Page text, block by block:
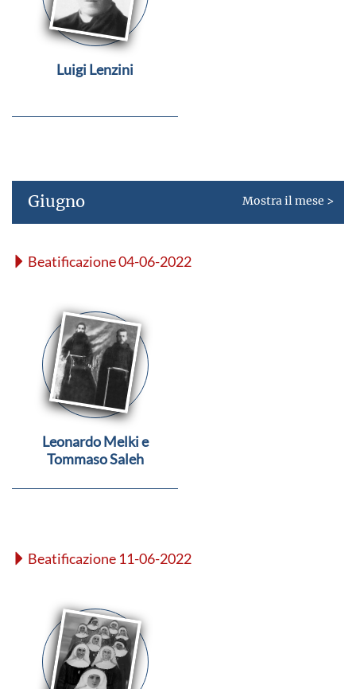
Luigi Lenzini
Giugno Mostra il mese >
Beatificazione 04-06-2022
Leonardo Melki e
Tommaso Saleh
Beatificazione 11-06-2022